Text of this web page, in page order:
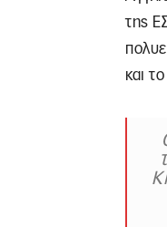
της
και